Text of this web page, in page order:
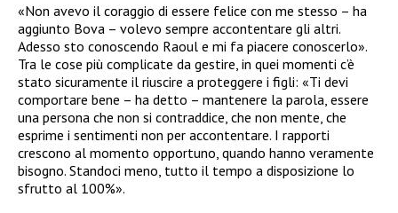
«Non avevo il coraggio di essere felice con me stesso – ha
aggiunto Bova – volevo sempre accontentare gli altri.
Adesso sto conoscendo Raoul e mi fa piacere conoscerlo».
Tra le cose più complicate da gestire, in quei momenti c’è
stato sicuramente il riuscire a proteggere i figli: «Ti devi
comportare bene – ha detto – mantenere la parola, essere
una persona che non si contraddice, che non mente, che
esprime i sentimenti non per accontentare. I rapporti
crescono al momento opportuno, quando hanno veramente
bisogno. Standoci meno, tutto il tempo a disposizione lo
sfrutto al 100%».